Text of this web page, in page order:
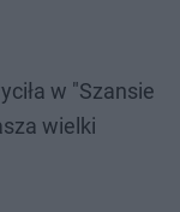
w "Szansie
wielki